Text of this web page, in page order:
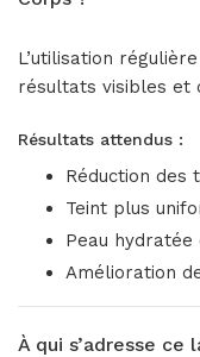
L’utilisation
résultats visibles et
Résultats attendus :
Réduction des
Teint plus
Peau hydratée
Amélioration
À qui s’adresse ce